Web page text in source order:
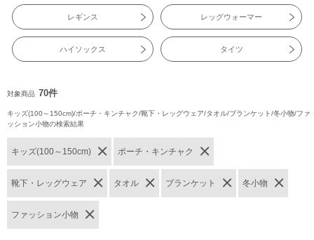
レギンス レッグウォーマー
ハイソックス タイツ
対象商品 70件
キッズ(100～150cm)/ポーチ・キンチャク/靴下・レッグウェア/タオル/ブランケット/冬小物/ファ
ッション小物の検索結果
キッズ(100～150cm) ポーチ・キンチャク
靴下・レッグウェア タオル ブランケット 冬小物
ファッション小物